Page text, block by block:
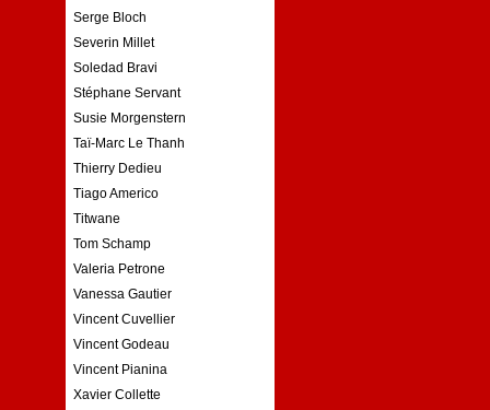
Serge Bloch
Severin Millet
Soledad Bravi
Stéphane Servant
Susie Morgenstern
Taï-Marc Le Thanh
Thierry Dedieu
Tiago Americo
Titwane
Tom Schamp
Valeria Petrone
Vanessa Gautier
Vincent Cuvellier
Vincent Godeau
Vincent Pianina
Xavier Collette